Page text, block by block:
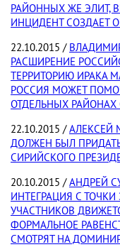
РАЙОННЫХ ЖЕ ЭЛИТ,
ИНЦИДЕНТ СОЗДАЕТ
22.10.2015 /
РАСШИРЕНИЕ
ТЕРРИТОРИЮ ИРАКА
РОССИЯ МОЖЕТ
ОТДЕЛЬНЫХ РАЙОНАХ
22.10.2015 /АЛЕКСЕЙ
ДОЛЖЕН БЫЛ
СИРИЙСКОГО
20.10.2015 /АНДРЕЙ
ИНТЕГРАЦИЯ С
УЧАСТНИКОВ
ФОРМАЛЬНОЕ
СМОТРЯТ НА